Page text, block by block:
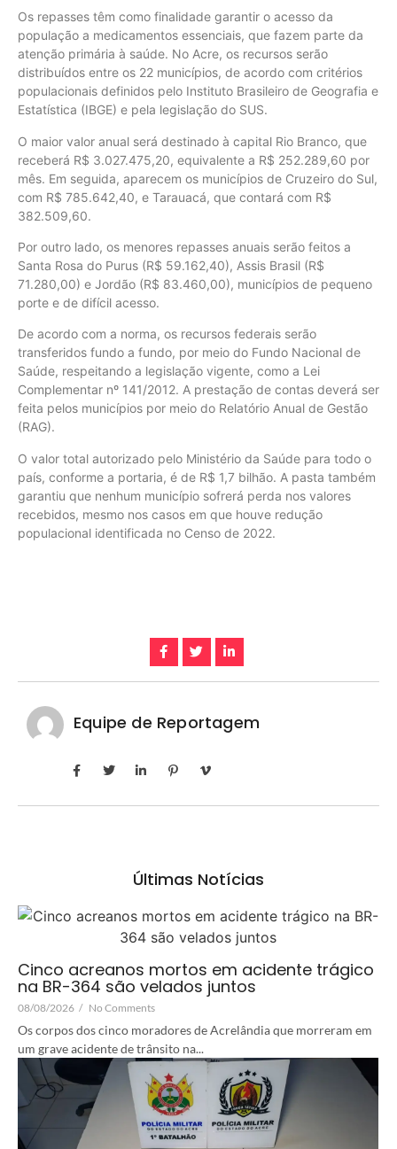
Os repasses têm como finalidade garantir o acesso da
população a medicamentos essenciais, que fazem parte da
atenção primária à saúde. No Acre, os recursos serão
distribuídos entre os 22 municípios, de acordo com critérios
populacionais definidos pelo Instituto Brasileiro de Geografia e
Estatística (IBGE) e pela legislação do SUS.
O maior valor anual será destinado à capital Rio Branco, que
receberá R$ 3.027.475,20, equivalente a R$ 252.289,60 por
mês. Em seguida, aparecem os municípios de Cruzeiro do Sul,
com R$ 785.642,40, e Tarauacá, que contará com R$
382.509,60.
Por outro lado, os menores repasses anuais serão feitos a
Santa Rosa do Purus (R$ 59.162,40), Assis Brasil (R$
71.280,00) e Jordão (R$ 83.460,00), municípios de pequeno
porte e de difícil acesso.
De acordo com a norma, os recursos federais serão
transferidos fundo a fundo, por meio do Fundo Nacional de
Saúde, respeitando a legislação vigente, como a Lei
Complementar nº 141/2012. A prestação de contas deverá ser
feita pelos municípios por meio do Relatório Anual de Gestão
(RAG).
O valor total autorizado pelo Ministério da Saúde para todo o
país, conforme a portaria, é de R$ 1,7 bilhão. A pasta também
garantiu que nenhum município sofrerá perda nos valores
recebidos, mesmo nos casos em que houve redução
populacional identificada no Censo de 2022.
Equipe de Reportagem
Últimas Notícias
Cinco acreanos mortos em acidente trágico
na BR-364 são velados juntos
08/08/2026 / No Comments
Os corpos dos cinco moradores de Acrelândia que morreram em
um grave acidente de trânsito na...